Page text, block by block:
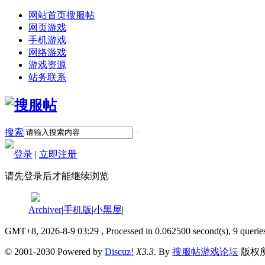
网站首页搜服帖
网页游戏
手机游戏
网络游戏
游戏资源
站务联系
搜索
登录 | 立即注册
请先登录后才能继续浏览
Archiver|手机版|小黑屋|
GMT+8, 2026-8-9 03:29 , Processed in 0.062500 second(s), 9
© 2001-2030 Powered by Discuz! X3.3. By 搜服帖游戏论坛 版权